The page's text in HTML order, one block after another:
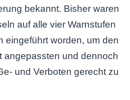
bekannt. Bisher waren
auf alle vier Warnstufen
eingeführt worden, um den
angepassten und dennoch
und Verboten gerecht zu